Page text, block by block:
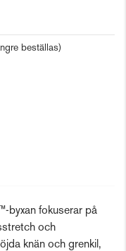
beställas)
byxan fokuserar på
och
knän och grenkil,